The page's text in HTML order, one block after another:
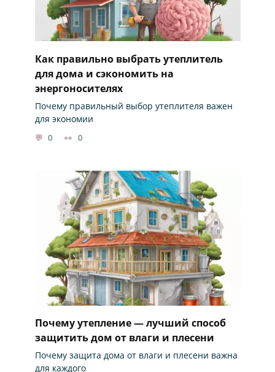
Как правильно выбрать утеплитель
для дома и сэкономить на
энергоносителях
Почему правильный выбор утеплителя важен
для экономии
0 0
Почему утепление — лучший способ
защитить дом от влаги и плесени
Почему защита дома от влаги и плесени важна
для каждого